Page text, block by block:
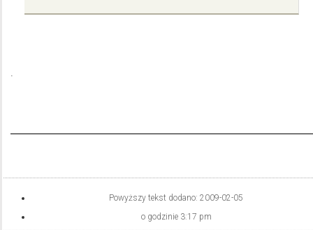
Powyższy tekst dodano: 2009-02-05
o godzinie 3:17 pm